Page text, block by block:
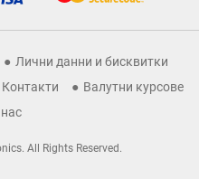
Лични данни и бисквитки
Контакти
Валутни курсове
All Rights Reserved.